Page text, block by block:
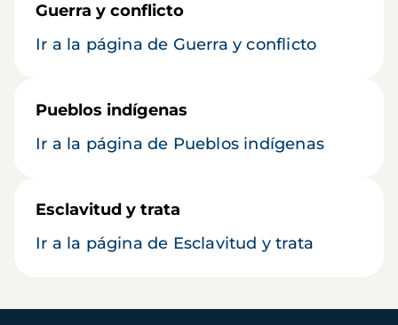
Guerra y conflicto
Ir a la página de Guerra y conflicto
Pueblos indígenas
Ir a la página de Pueblos indígenas
Esclavitud y trata
Ir a la página de Esclavitud y trata